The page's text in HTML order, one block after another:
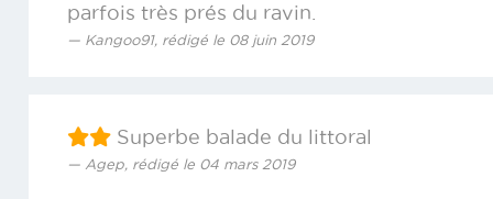
parfois très prés du ravin.
Kangoo91, rédigé le 08 juin 2019
Superbe balade du littoral
Agep, rédigé le 04 mars 2019